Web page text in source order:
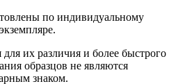
по индивидуальному
их различия и более быстрого
образцов не являются
знаком.